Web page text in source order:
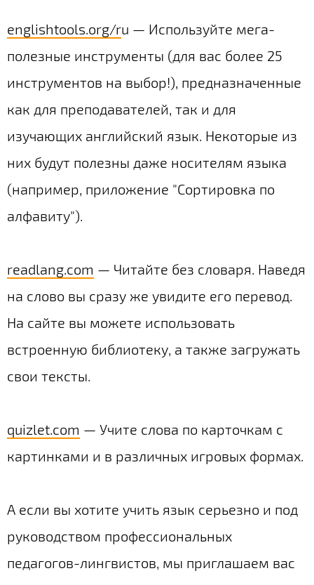
englishtools.org/ru — Используйте мега-
полезные инструменты (для вас более 25
инструментов на выбор!), предназначенные
как для преподавателей, так и для
изучающих английский язык. Некоторые из
них будут полезны даже носителям языка
(например, приложение "Сортировка по
алфавиту").
readlang.com — Читайте без словаря. Наведя
на слово вы сразу же увидите его перевод.
На сайте вы можете использовать
встроенную библиотеку, а также загружать
свои тексты.
quizlet.com — Учите слова по карточкам с
картинками и в различных игровых формах.
А если вы хотите учить язык серьезно и под
руководством профессиональных
педагогов-лингвистов, мы приглашаем вас